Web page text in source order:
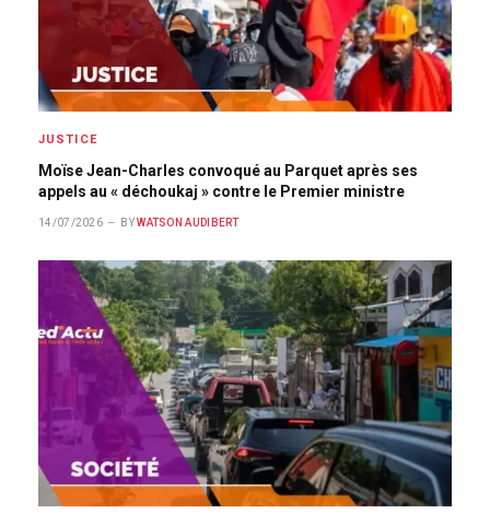
JUSTICE
Moïse Jean-Charles convoqué au Parquet après ses
appels au « déchoukaj » contre le Premier ministre
14/07/2026 BY WATSON AUDIBERT